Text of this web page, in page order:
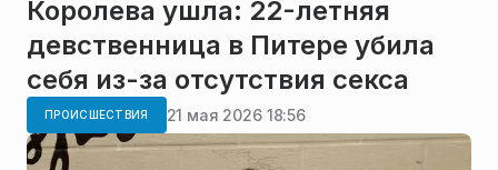
Королева ушла: 22-летняя
девственница в Питере убила
себя из-за отсутствия секса
ПРОИСШЕСТВИЯ 21 мая 2026 18:56